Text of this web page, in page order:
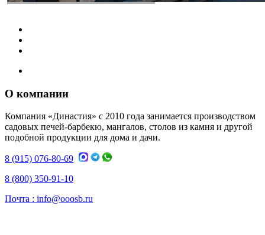
О компании
Компания «Династия» с 2010 года занимается производством
садовых печей-барбекю, мангалов, столов из камня и другой
подобной продукции для дома и дачи.
8 (915) 076-80-69
8 (800) 350-91-10
Почта : info@ooosb.ru